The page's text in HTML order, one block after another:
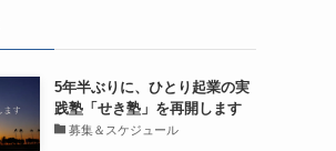
5年半ぶりに、ひとり起業の実
践塾「せき塾」を再開します
募集＆スケジュール